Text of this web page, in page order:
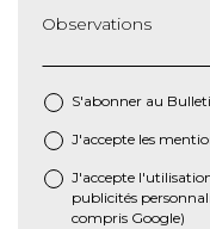
Observations
S'abonner au
* J'accepte les
J'accepte
publicités
compris Google)